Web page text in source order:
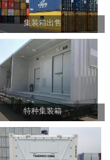
集装箱出售
特种集装箱